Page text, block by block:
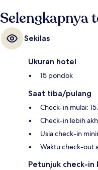
Selengkapnya
Sekilas
Ukuran hotel
15 pondok
Saat tiba/pulang
Check-in mulai:
Check-in lebih
Usia check-in
Waktu check-out
Petunjuk check-in